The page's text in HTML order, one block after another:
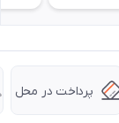
پرداخت در محل